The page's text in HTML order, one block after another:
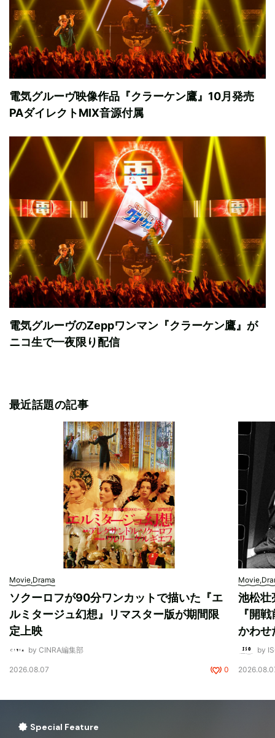
電気グルーヴ映像作品『クラーケン鷹』10月発売
PAダイレクトMIX音源付属
電気グルーヴのZeppワンマン『クラーケン鷹』が
ニコ生で一夜限り配信
最近話題の記事
Movie,Drama
ソクーロフが90分ワンカットで描いた『エ
ルミタージュ幻想』リマスター版が期間限
定上映
by CINRA編集部
2026.08.07 0
池松壮
『開
かわせ
by
Special Feature